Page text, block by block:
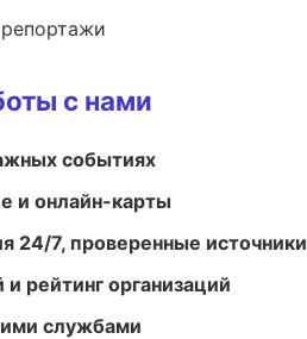
с нами
событиях
и онлайн-карты
24/7, проверенные источники
рейтинг организаций
службами